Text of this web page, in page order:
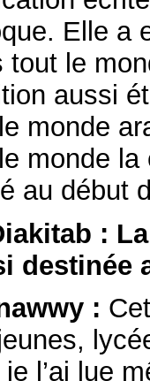
Elle
tout le
aussi
monde
monde la
au début
:
destinée
:
je l’ai lue